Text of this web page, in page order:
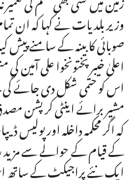
وزیر بلدیات نے کہا کہ ان
صوبائی کابینہ کے سامنے پیش
اعلیٰ خیبر پختونخوا علی آمین
اس کو حتمی شکل دی جائے
مشیر برائے اینٹی کرپشن
کہ اگر محکمہ داخلہ اور پولیس
کے قیام کے حوالے سے مزید
ایک نئے پراجیکٹ کے ساتھ